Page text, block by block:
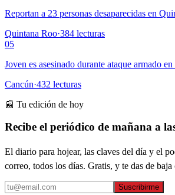
Reportan a 23 personas desaparecidas en
Quintana Roo·384 lecturas
05
Joven es asesinado durante ataque armado
Cancún·432 lecturas
📰 Tu edición de hoy
Recibe el periódico de mañana a
El diario para hojear, las claves del día y el
correo, todos los días. Gratis, y te das de
Suscribirme